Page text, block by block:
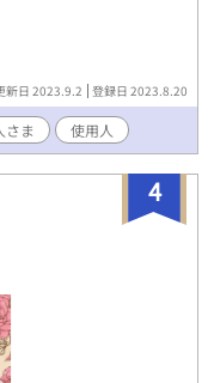
新日 2023.9.2 登録日 2023.8.20
さま 使用人
4